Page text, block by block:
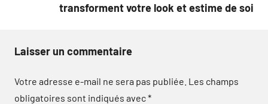
transforment votre look et estime de soi
Laisser un commentaire
Votre adresse e-mail ne sera pas publiée. Les champs
obligatoires sont indiqués avec*